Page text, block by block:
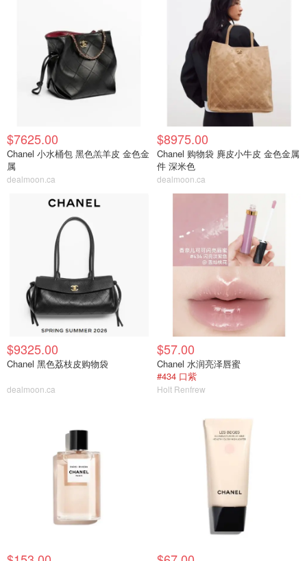
$7625.00
Chanel 小水桶包 黑色羔羊皮 金色金
属
dealmoon.ca
$8975.00
Chanel 购物袋 麂皮小牛皮 金色金属
件 深米色
dealmoon.ca
$9325.00
Chanel 黑色荔枝皮购物袋
dealmoon.ca
$57.00
Chanel 水润亮泽唇蜜
#434 口紫
Holt Renfrew